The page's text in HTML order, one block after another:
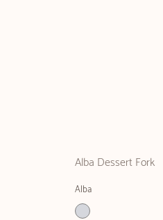
Alba Dessert Fork
Alba